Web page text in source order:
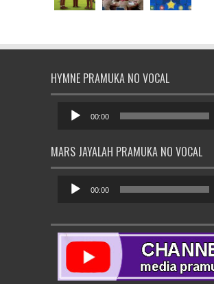
HYMNE PRAMUKA NO VOCAL
Audio
00:00
MARS JAYALAH PRAMUKA NO VOCAL
Audio
00:00